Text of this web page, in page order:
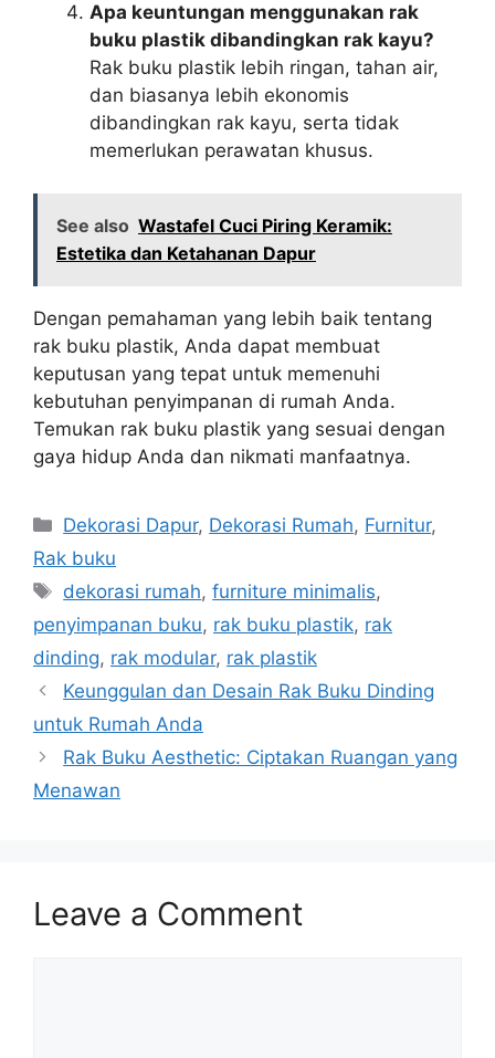
Apa keuntungan menggunakan rak
buku plastik dibandingkan rak kayu?
Rak buku plastik lebih ringan, tahan air,
dan biasanya lebih ekonomis
dibandingkan rak kayu, serta tidak
memerlukan perawatan khusus.
See also Wastafel Cuci Piring Keramik:
Estetika dan Ketahanan Dapur
Dengan pemahaman yang lebih baik tentang
rak buku plastik, Anda dapat membuat
keputusan yang tepat untuk memenuhi
kebutuhan penyimpanan di rumah Anda.
Temukan rak buku plastik yang sesuai dengan
gaya hidup Anda dan nikmati manfaatnya.
Categories
Dekorasi Dapur, Dekorasi Rumah, Furnitur,
Rak buku
Tags
dekorasi rumah,furniture minimalis,
penyimpanan buku, rak buku plastik, rak
dinding, rak modular, rak plastik
Keunggulan dan Desain Rak Buku Dinding
untuk Rumah Anda
Rak Buku Aesthetic: Ciptakan Ruangan yang
Menawan
Leave a Comment